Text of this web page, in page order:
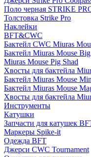
Поло черная STRIKE
Толстовка Strike Pro
Наклейки
BFT&CWC
Бактейл CWC Miuras
Бактейл Miuras Mouse Big
Miuras Mouse Pig Shad
Хвосты для бактейла
Бактейл Miuras Mouse
Бактейл Miuras Mouse
Хвосты для бактейла
Инструменты
Катушки
Запчасти для катушек
Маркеры Spike-it
Одежда BFT
Джерси CWC Tournament